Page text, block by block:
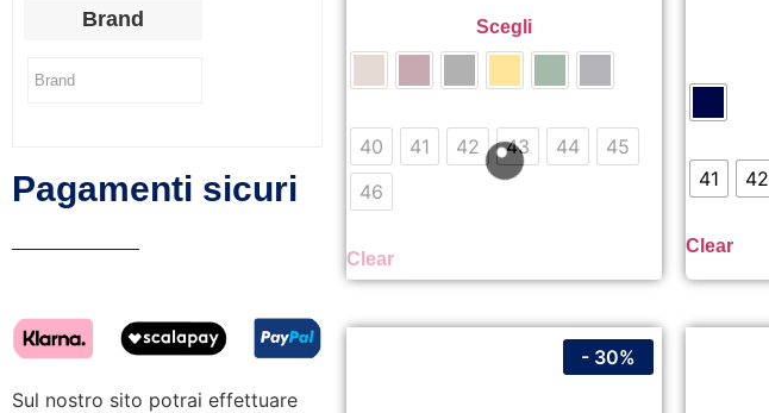
Brand
Pagamenti sicuri
Sul nostro sito potrai effettuare
Scegli
40 41 42 43 44
45
46
Clear
41 42
Clear
- 30%